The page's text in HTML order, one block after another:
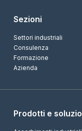
Sezioni
Settori industriali
Consulenza
Formazione
Azienda
Prodotti e